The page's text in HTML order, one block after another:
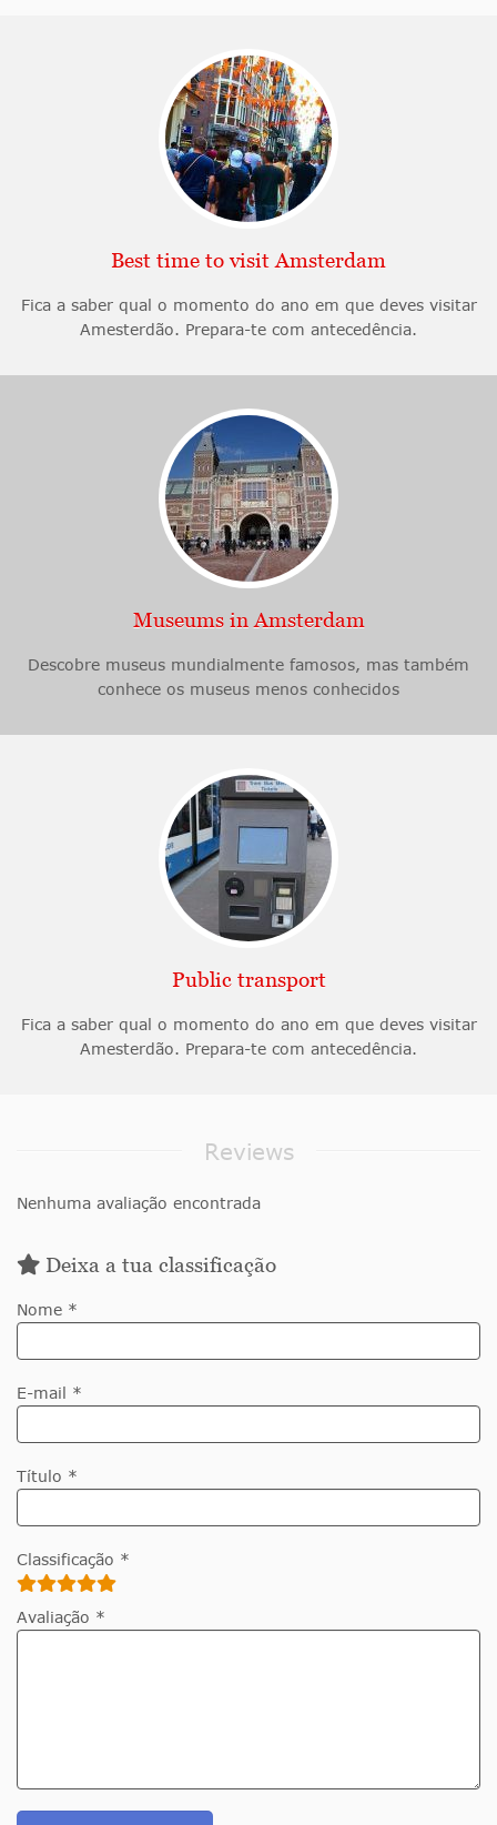
Best time to visit Amsterdam
Fica a saber qual o momento do ano em que deves visitar
Amesterdão. Prepara-te com antecedência.
Museums in Amsterdam
Descobre museus mundialmente famosos, mas também
conhece os museus menos conhecidos
Public transport
Fica a saber qual o momento do ano em que deves visitar
Amesterdão. Prepara-te com antecedência.
Reviews
Nenhuma avaliação encontrada
Deixa a tua classificação
Nome *
E-mail *
Título *
Classificação *
Avaliação *